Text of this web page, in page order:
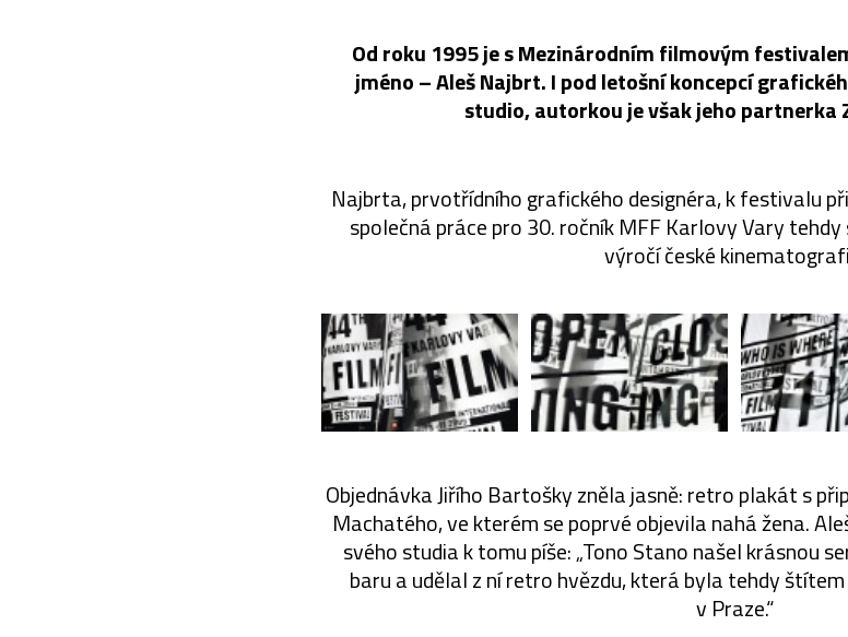
Od roku 1995 je s Mezinárodním filmovým
jméno – Aleš Najbrt. I pod letošní koncepcí
studio, autorkou je však jeho partnerka
Najbrta, prvotřídního grafického designéra, k festivalu
společná práce pro 30. ročník MFF Karlovy Vary
výročí české
Objednávka Jiřího Bartošky zněla jasně: retro plakát s
Machatého, ve kterém se poprvé objevila nahá žena.
svého studia k tomu píše: „Tono Stano našel krásnou
baru a udělal z ní retro hvězdu, která byla tehdy
v Praze.“